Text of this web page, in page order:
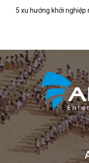
5 xu hướng khởi